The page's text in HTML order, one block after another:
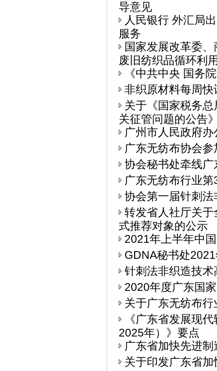
导意见
人民银行 外汇局
服务
国家发展改革委
废旧纺织品循环利
《中共中央 国务
非织原材料每周快
关于《国家税务
关征管问题的公告
广州市人民政府
广东无纺布协会参
协会秘书处牵线
广东无纺布行业
协会第一届针刺
转发省人社厅关
式推荐对象的公示
2021年上半年中
GDNA秘书处
针刺法非织造技
2020年度广东国
关于广东无纺布
《广东省发展现
2025年）》要点
广东省加快先进
关于印发广东省